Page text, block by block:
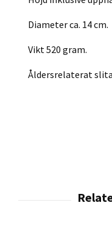
Diameter ca. 14 cm.
Vikt 520 gram.
Åldersrelaterat